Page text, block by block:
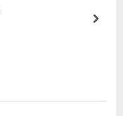
next